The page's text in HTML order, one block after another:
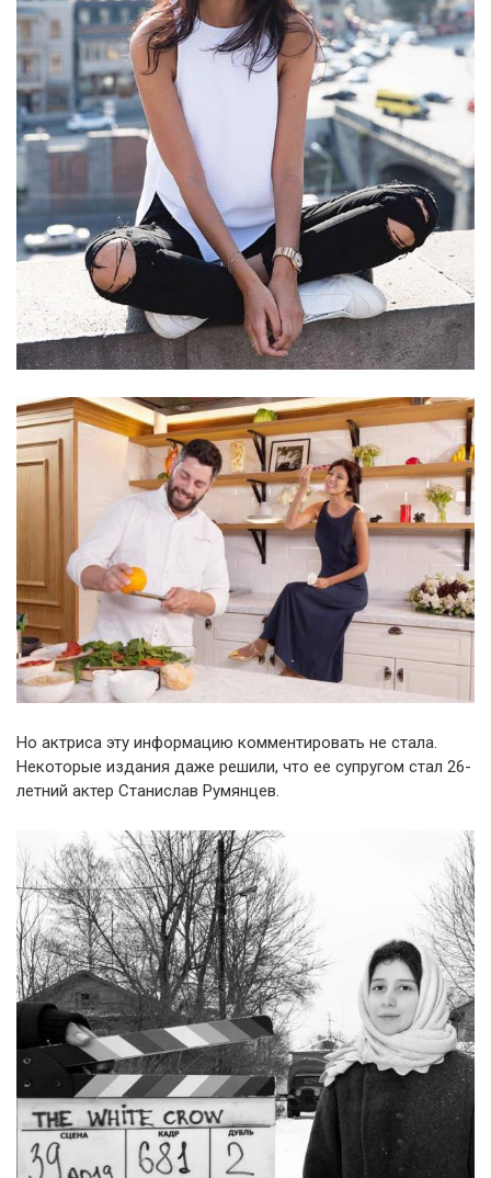
Но актриса эту информацию комментировать не стала.
Некоторые издания даже решили, что ее супругом стал 26-
летний актер Станислав Румянцев.